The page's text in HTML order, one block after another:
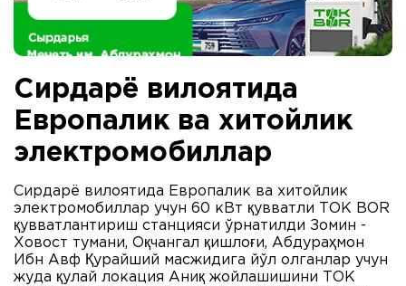
Сирдарё вилоятида
Европалик ва хитойлик
электромобиллар
Сирдарё вилоятида Европалик ва хитойлик
электромобиллар учун 60 кВт қувватли ТОК BOR
қувватлантириш станцияси ўрнатилди Зомин -
Ховост тумани, Оқчангал қишлоғи, Aбдураҳмон
Ибн Aвф Қурайший масжидига йўл олганлар учун
жуда қулай локация Aниқ жойлашишини ТОК